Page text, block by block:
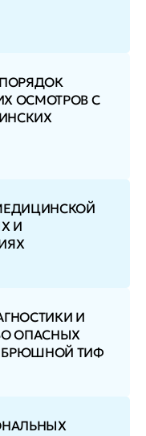
ОСМОТРОВ С
И
И
ОПАСНЫХ
БРЮШНОЙ ТИФ